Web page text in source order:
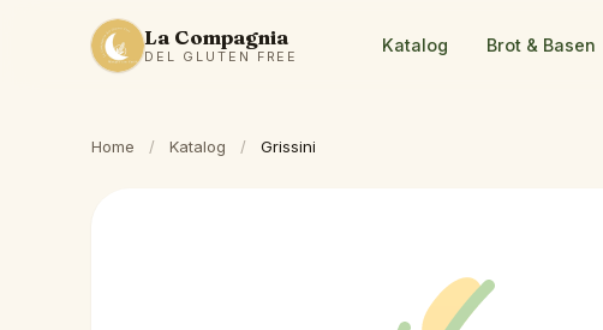
La Compagnia
DEL GLUTEN FREE
Katalog Brot & Basen
Home / Katalog / Grissini